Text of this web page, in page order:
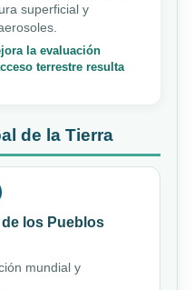
superficial y
la evaluación
terrestre resulta
de la Tierra
los Pueblos
mundial y